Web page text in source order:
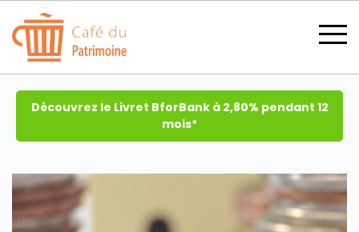
SECTIONS
Découvrez le Livret BforBank à 2,80% pendant 12
mois*